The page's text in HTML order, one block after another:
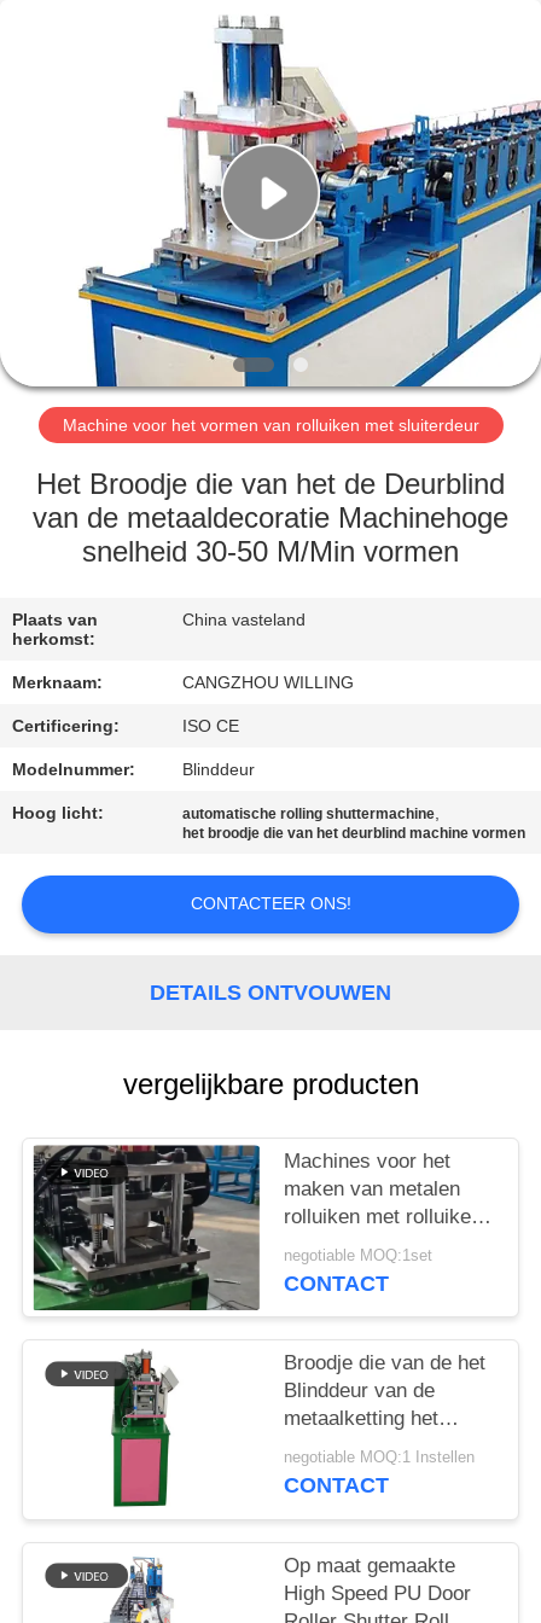
PRODUCTEN
OVER
FABRIEKSTOCHT
KWALITEITSCONTROLE
SITEMAP
PRIVACYBELEID
Machine voor het vormen van rolluiken met sluiterdeur
Het Broodje die van het de Deurblind
van de metaaldecoratie Machinehoge
snelheid 30-50 M/Min vormen
Plaats van
herkomst:
China vasteland
Merknaam: CANGZHOU WILLING
Certificering: ISO CE
Modelnummer: Blinddeur
Hoog licht: automatische rolling shuttermachine,
het broodje die van het deurblind machine vormen
CONTACTEER ONS!
DETAILS ONTVOUWEN
vergelijkbare producten
Machines voor het
maken van metalen
rolluiken met rolluiken
met rolluiken met
rolluiken met rolluiken
negotiable MOQ:1set
CONTACT
Broodje die van de het
Blinddeur van de
metaalketting het
Drijfmachinesnelheid
20-30m/Min vormen
negotiable MOQ:1 Instellen
CONTACT
Op maat gemaakte
High Speed PU Door